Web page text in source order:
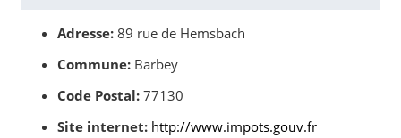
Adresse: 89 rue de Hemsbach
Commune: Barbey
Code Postal: 77130
Site internet: http://www.impots.gouv.fr